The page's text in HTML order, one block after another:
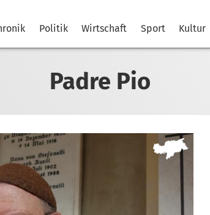
Politik Wirtschaft Sport Kultur
Padre Pio